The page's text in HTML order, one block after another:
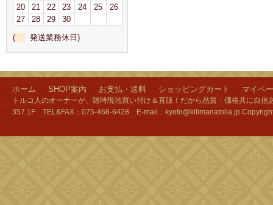
20
21 22 23 24 25
26
27
28 29
30
(
発送業務休日)
ホーム SHOP案内 お支払・送料 ショッピングカート マイペ
トルコ人のオーナーが、随時現地買い付け＆直販！だから品質・価格共に自
357 1F TEL&FAX：075-468-6428 E-mail：kyoto@kilimanatolia.jp